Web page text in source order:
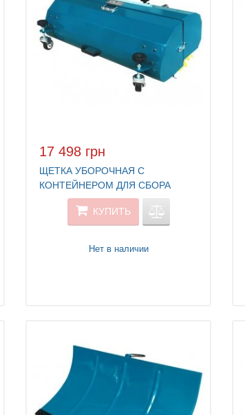
17 498 грн
ЩЕТКА УБОРОЧНАЯ С
КОНТЕЙНЕРОМ ДЛЯ СБОРА
МУСОРА KONNER&SOHNER KS
7HP-MFM-SW-DB
КУПИТЬ
Нет в наличии